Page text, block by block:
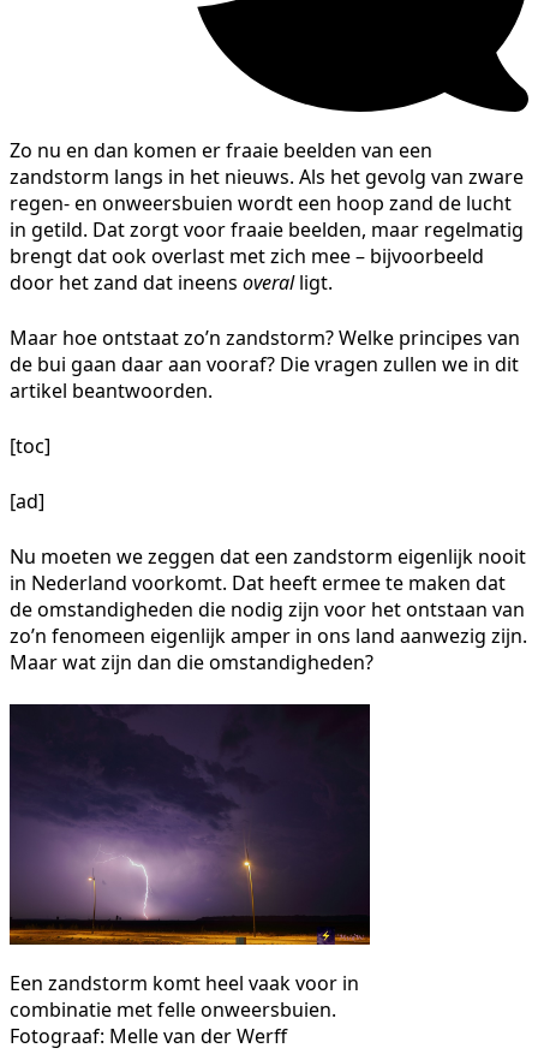
Zo nu en dan komen er fraaie beelden van een
zandstorm langs in het nieuws. Als het gevolg van zware
regen- en onweersbuien wordt een hoop zand de lucht
in getild. Dat zorgt voor fraaie beelden, maar regelmatig
brengt dat ook overlast met zich mee – bijvoorbeeld
door het zand dat ineens overalligt.
Maar hoe ontstaat zo’n zandstorm? Welke principes van
de bui gaan daar aan vooraf? Die vragen zullen we in dit
artikel beantwoorden.
[toc]
[ad]
Nu moeten we zeggen dat een zandstorm eigenlijk nooit
in Nederland voorkomt. Dat heeft ermee te maken dat
de omstandigheden die nodig zijn voor het ontstaan van
zo’n fenomeen eigenlijk amper in ons land aanwezig zijn.
Maar wat zijn dan die omstandigheden?
Een zandstorm komt heel vaak voor in
combinatie met felle onweersbuien.
Fotograaf: Melle van der Werff